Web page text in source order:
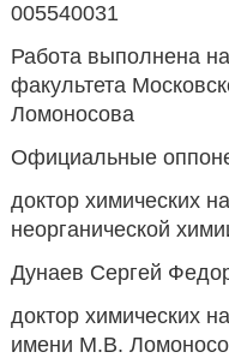
005540031
Работа выполнена
факультета
Ломоносова
Официальные
доктор химических
неорганической
Дунаев Сергей
доктор химических
имени М.В.